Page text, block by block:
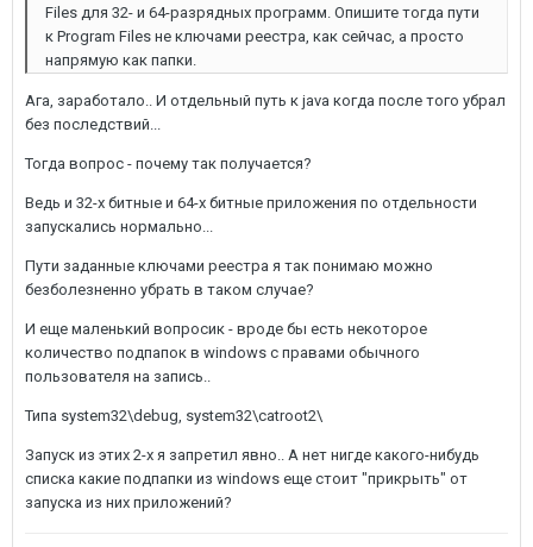
Files для 32- и 64-разрядных программ. Опишите тогда пути
к Program Files не ключами реестра, как сейчас, а просто
напрямую как папки.
Ага, заработало.. И отдельный путь к java когда после того убрал
без последствий...
Тогда вопрос - почему так получается?
Ведь и 32-х битные и 64-х битные приложения по отдельности
запускались нормально...
Пути заданные ключами реестра я так понимаю можно
безболезненно убрать в таком случае?
И еще маленький вопросик - вроде бы есть некоторое
количество подпапок в windows с правами обычного
пользователя на запись..
Типа system32\debug, system32\catroot2\
Запуск из этих 2-х я запретил явно.. А нет нигде какого-нибудь
списка какие подпапки из windows еще стоит "прикрыть" от
запуска из них приложений?